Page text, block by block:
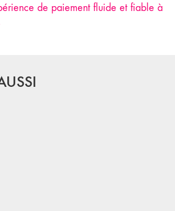
de paiement fluide et fiable à